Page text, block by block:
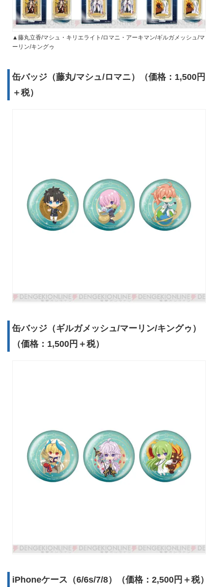
▲藤丸立香/マシュ・キリエライト/ロマニ・アーキマン/ギルガメッシュ/マ
ーリン/キングゥ
缶バッジ（藤丸/マシュ/ロマニ）（価格：1,500円
＋税）
缶バッジ（ギルガメッシュ/マーリン/キングゥ）
（価格：1,500円＋税）
iPhoneケース（6/6s/7/8）（価格：2,500円＋税）